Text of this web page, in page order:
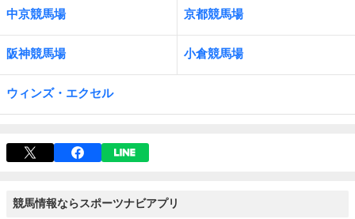
中京競馬場 京都競馬場
阪神競馬場 小倉競馬場
ウィンズ・エクセル
競馬情報ならスポーツナビアプリ